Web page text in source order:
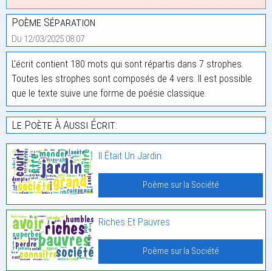
Poème Séparation
Du 12/03/2025 08:07
L'écrit contient 180 mots qui sont répartis dans 7 strophes.
Toutes les strophes sont composés de 4 vers. Il est possible
que le texte suive une forme de poésie classique.
Le Poète À Aussi Écrit:
Il Était Un Jardin
Poème sur la Société
Riches Et Pauvres
Poème sur la Société